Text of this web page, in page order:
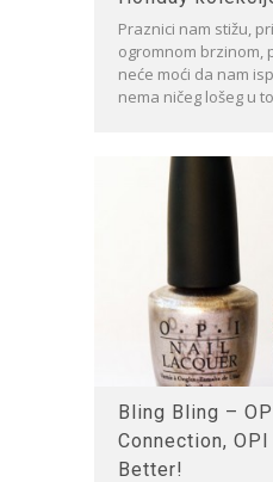
Praznici nam stižu,
ogromnom brzinom,
neće moći da nam
nema ničeg lošeg u
Bling Bling –
Connection,
Better!